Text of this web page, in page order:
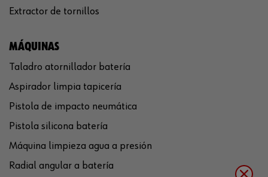
Extractor de tornillos
MÁQUINAS
Taladro atornillador batería
Aspirador limpia tapicería
Pistola de impacto neumática
Pistola silicona batería
Máquina limpieza agua a presión
Radial angular a batería